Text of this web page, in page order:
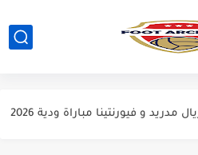
مباراة مانشستر يونايتد و اتلتيكو مدريد مباراة ودية 2026
مدريد و فيورنتينا مباراة ودية 2026